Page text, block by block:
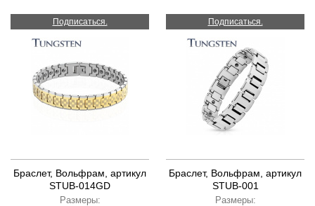
Подписаться.
Браслет, Вольфрам, артикул
STUB-014GD
Размеры:
Подписаться.
Браслет, Вольфрам, артикул
STUB-001
Размеры: